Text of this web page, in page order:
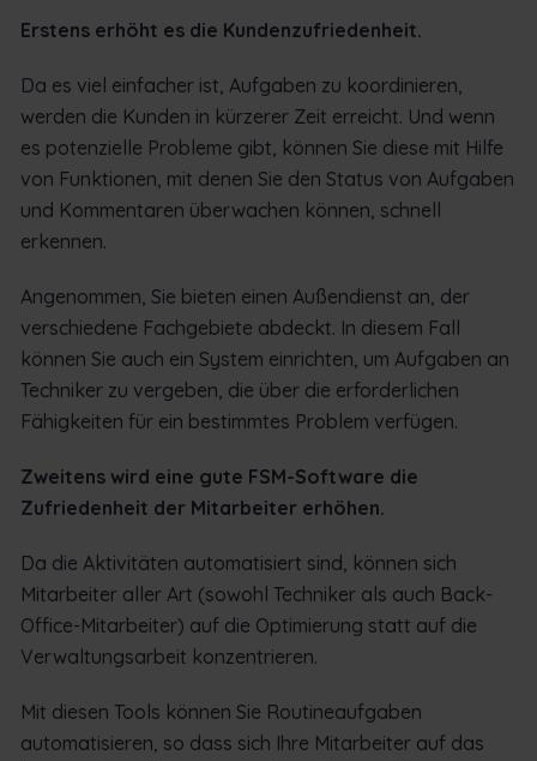
Erstens erhöht es die Kundenzufriedenheit.
Da es viel einfacher ist, Aufgaben zu koordinieren,
werden die Kunden in kürzerer Zeit erreicht. Und wenn
es potenzielle Probleme gibt, können Sie diese mit Hilfe
von Funktionen, mit denen Sie den Status von Aufgaben
und Kommentaren überwachen können, schnell
erkennen.
Angenommen, Sie bieten einen Außendienst an, der
verschiedene Fachgebiete abdeckt. In diesem Fall
können Sie auch ein System einrichten, um Aufgaben an
Techniker zu vergeben, die über die erforderlichen
Fähigkeiten für ein bestimmtes Problem verfügen.
Zweitens wird eine gute FSM-Software die
Zufriedenheit der Mitarbeiter erhöhen.
Da die Aktivitäten automatisiert sind, können sich
Mitarbeiter aller Art (sowohl Techniker als auch Back-
Office-Mitarbeiter) auf die Optimierung statt auf die
Verwaltungsarbeit konzentrieren.
Mit diesen Tools können Sie Routineaufgaben
automatisieren, so dass sich Ihre Mitarbeiter auf das